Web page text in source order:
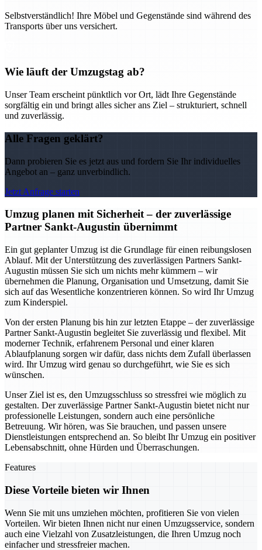
Selbstverständlich! Ihre Möbel und Gegenstände sind während des
Transports über uns versichert.
Wie läuft der Umzugstag ab?
Unser Team erscheint pünktlich vor Ort, lädt Ihre Gegenstände
sorgfältig ein und bringt alles sicher ans Ziel – strukturiert, schnell
und zuverlässig.
Alle Fragen geklärt?
Dann probieren Sie es jetzt aus und fordern Sie Ihr individuelles
Angebot an – ganz unverbindlich.
Jetzt Anfrage starten
Umzug planen mit Sicherheit – der zuverlässige
Partner Sankt-Augustin übernimmt
Ein gut geplanter Umzug ist die Grundlage für einen reibungslosen
Ablauf. Mit der Unterstützung des zuverlässigen Partners Sankt-
Augustin müssen Sie sich um nichts mehr kümmern – wir
übernehmen die Planung, Organisation und Umsetzung, damit Sie
sich auf das Wesentliche konzentrieren können. So wird Ihr Umzug
zum Kinderspiel.
Von der ersten Planung bis hin zur letzten Etappe – der zuverlässige
Partner Sankt-Augustin begleitet Sie zuverlässig und flexibel. Mit
moderner Technik, erfahrenem Personal und einer klaren
Ablaufplanung sorgen wir dafür, dass nichts dem Zufall überlassen
wird. Ihr Umzug wird genau so durchgeführt, wie Sie es sich
wünschen.
Unser Ziel ist es, den Umzugsschluss so stressfrei wie möglich zu
gestalten. Der zuverlässige Partner Sankt-Augustin bietet nicht nur
professionelle Leistungen, sondern auch eine persönliche
Betreuung. Wir hören, was Sie brauchen, und passen unsere
Dienstleistungen entsprechend an. So bleibt Ihr Umzug ein positiver
Lebensabschnitt, ohne Hürden und Überraschungen.
Features
Diese Vorteile bieten wir Ihnen
Wenn Sie mit uns umziehen möchten, profitieren Sie von vielen
Vorteilen. Wir bieten Ihnen nicht nur einen Umzugsservice, sondern
auch eine Vielzahl von Zusatzleistungen, die Ihren Umzug noch
einfacher und stressfreier machen.